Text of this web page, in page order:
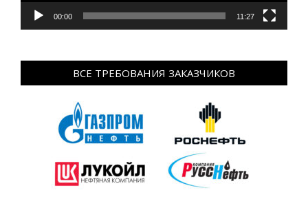
00:00 11:27
ВСЕ ТРЕБОВАНИЯ ЗАКАЗЧИКОВ